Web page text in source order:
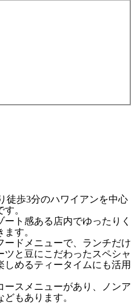
徒歩3分のハワイアンを中心
。
ト感ある店内でゆったりく
す。
ドメニューで、ランチだけ
と豆にこだわったスペシャ
めるティータイムにも活用
スメニューがあり、ノンア
もあります。